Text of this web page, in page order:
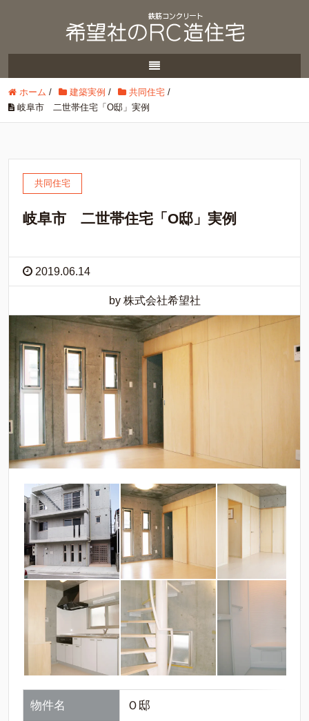
ホーム / 建築実例 / 共同住宅 /
岐阜市 二世帯住宅「O邸」実例
共同住宅
岐阜市 二世帯住宅「O邸」実例
2019.06.14
by 株式会社希望社
物件名 Ｏ邸